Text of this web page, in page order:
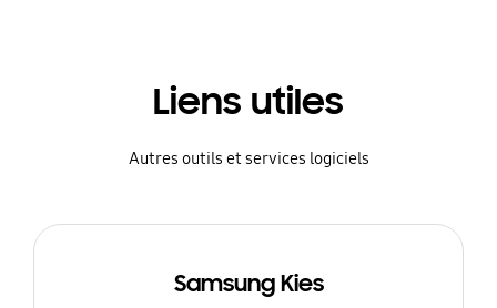
Liens utiles
Autres outils et services logiciels
Samsung Kies